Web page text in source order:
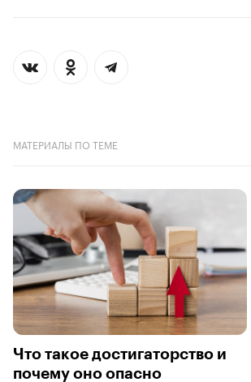
МАТЕРИАЛЫ ПО ТЕМЕ
Что такое достигаторство и
почему оно опасно